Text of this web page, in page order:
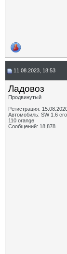
11.08.2023, 18:53
Ладовоз
Продвинутый
Регистрация:
Автомобиль: SW 1.6
110 orange
Сообщений: 18,878